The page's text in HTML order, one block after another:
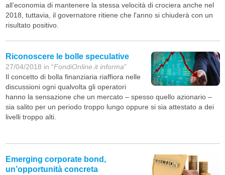
all’economia di mantenere la stessa velocità di crociera anche nel
2018, tuttavia, il governatore ritiene che l'anno si chiuderà con un
risultato positivo.
Riconoscere le bolle speculative
27/04/2018 in “FondiOnline.it informa”
Il concetto di bolla finanziaria riaffiora nelle
discussioni ogni qualvolta gli operatori
hanno la sensazione che un mercato – spesso quello azionario –
sia salito per un periodo troppo lungo oppure si sia attestato a dei
livelli troppo alti.
Emerging corporate bond,
un’opportunità concreta